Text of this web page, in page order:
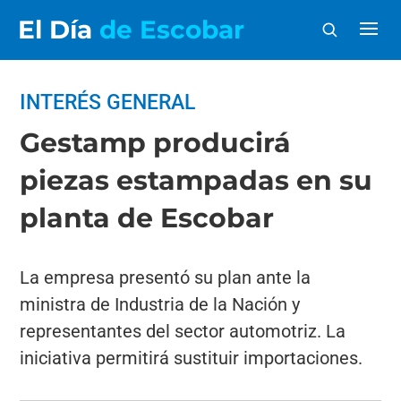
El Día de Escobar
INTERÉS GENERAL
Gestamp producirá
piezas estampadas en su
planta de Escobar
La empresa presentó su plan ante la
ministra de Industria de la Nación y
representantes del sector automotriz. La
iniciativa permitirá sustituir importaciones.